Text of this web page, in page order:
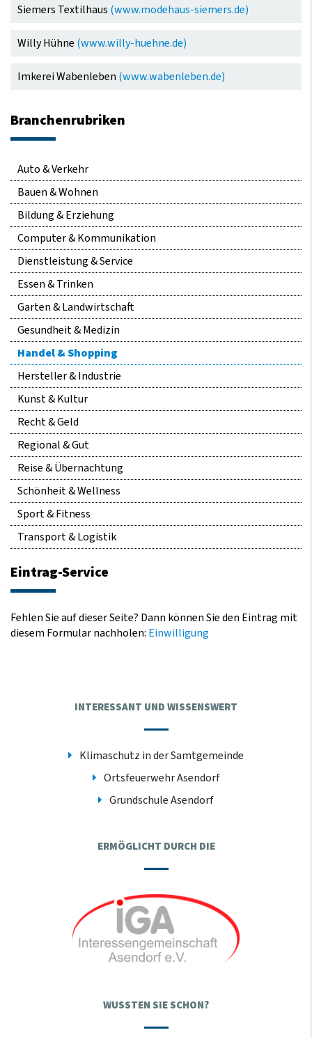
Siemers Textilhaus (www.modehaus-siemers.de)
Willy Hühne (www.willy-huehne.de)
Imkerei Wabenleben (www.wabenleben.de)
Branchenrubriken
Navigation
überspringen
Auto & Verkehr
Bauen & Wohnen
Bildung & Erziehung
Computer & Kommunikation
Dienstleistung & Service
Essen & Trinken
Garten & Landwirtschaft
Gesundheit & Medizin
Handel & Shopping
Hersteller & Industrie
Kunst & Kultur
Recht & Geld
Regional & Gut
Reise & Übernachtung
Schönheit & Wellness
Sport & Fitness
Transport & Logistik
Eintrag-Service
Fehlen Sie auf dieser Seite? Dann können Sie den Eintrag mit
diesem Formular nachholen: Einwilligung
INTERESSANT UND WISSENSWERT
Klimaschutz in der Samtgemeinde
Ortsfeuerwehr Asendorf
Grundschule Asendorf
ERMÖGLICHT DURCH DIE
WUSSTEN SIE SCHON?